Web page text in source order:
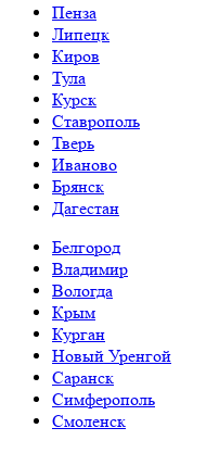
Пенза
Липецк
Киров
Тула
Курск
Ставрополь
Тверь
Иваново
Брянск
Дагестан
Белгород
Владимир
Вологда
Крым
Курган
Новый Уренгой
Саранск
Симферополь
Смоленск